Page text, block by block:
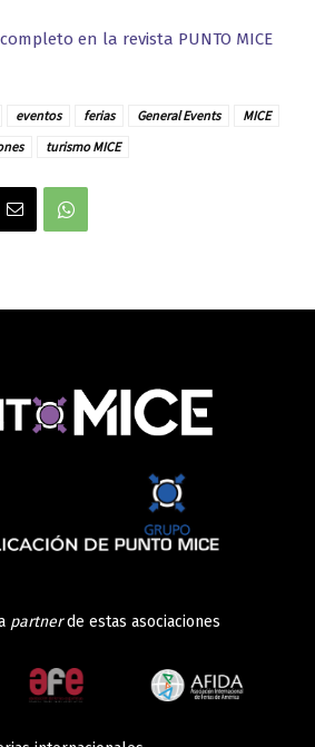
en la revista PUNTO MICE
eventos ferias General Events
MICE
turismo MICE
partnerde estas asociaciones